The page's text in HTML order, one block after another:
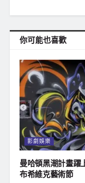
你可能也喜歡
影劇娛樂
曼哈頓黑潮計畫躍
布希維克藝術節